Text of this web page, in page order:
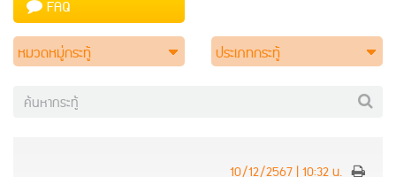
FAQ
หมวดหมู่กระทู้
ประเภทกระทู้
10/12/2567 | 10:32 น.